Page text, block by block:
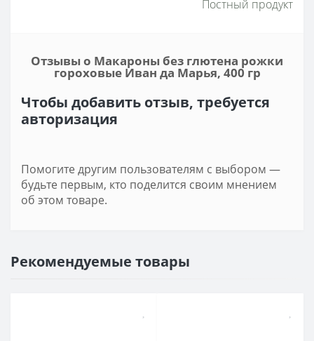
Постный продукт
Отзывы о Макароны без глютена рожки
гороховые Иван да Марья, 400 гр
Чтобы добавить отзыв, требуется
авторизация
Помогите другим пользователям с выбором —
будьте первым, кто поделится своим мнением
об этом товаре.
Рекомендуемые товары